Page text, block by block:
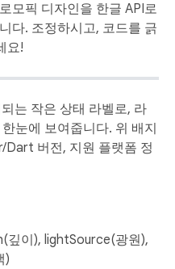
모픽 디자인을 한글 API로
다. 조정하시고, 코드를 긁
요!
는 작은 상태 라벨로, 라
눈에 보여줍니다. 위 배지
Dart 버전, 지원 플랫폼 정
깊이), lightSource(광원),
)